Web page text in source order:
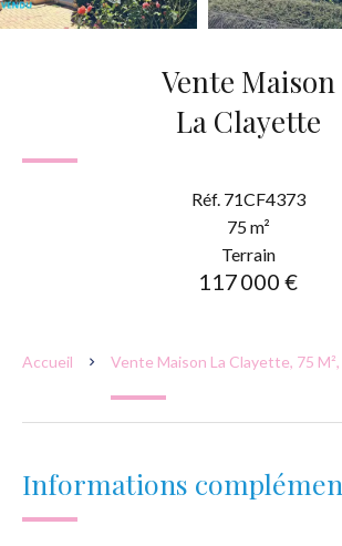
Vente Maison
La Clayette
Réf. 71CF4373
75 m²
Terrain
117 000 €
Accueil Vente Maison La Clayette, 75
Informations